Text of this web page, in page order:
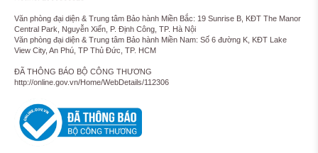
Văn phòng đại diện & Trung tâm Bảo hành Miền Bắc: 19 Sunrise B, KĐT The Manor
Central Park, Nguyễn Xiển, P. Định Công, TP. Hà Nội
Văn phòng đại diện & Trung tâm Bảo hành Miền Nam: Số 6 đường K, KĐT Lake
View City, An Phú, TP Thủ Đức, TP. HCM
ĐÃ THÔNG BÁO BỘ CÔNG THƯƠNG
http://online.gov.vn/Home/WebDetails/112306